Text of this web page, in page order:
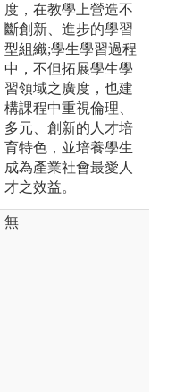
度，在教學上營造不
斷創新、進步的學習
型組織;學生學習過程
中，不但拓展學生學
習領域之廣度，也建
構課程中重視倫理、
多元、創新的人才培
育特色，並培養學生
成為產業社會最愛人
才之效益。
無